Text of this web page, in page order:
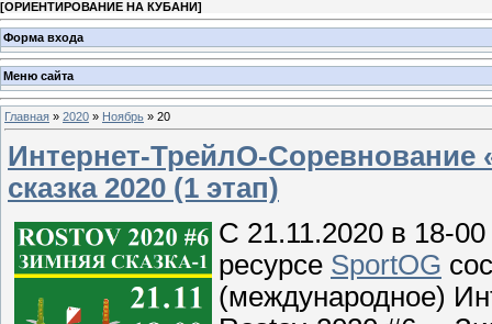
[ОРИЕНТИРОВАНИЕ НА КУБАНИ]
Форма входа
Меню сайта
Главная » 2020 » Ноябрь » 20
Интернет-ТрейлО-Соревнование
сказка 2020 (1 этап)
С 21.11.2020 в 18-
ресурсе SportOG
(международное)